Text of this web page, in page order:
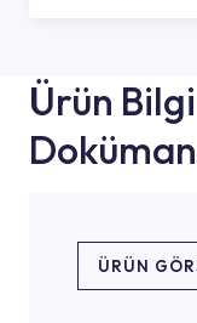
Ürün
ÜRÜN